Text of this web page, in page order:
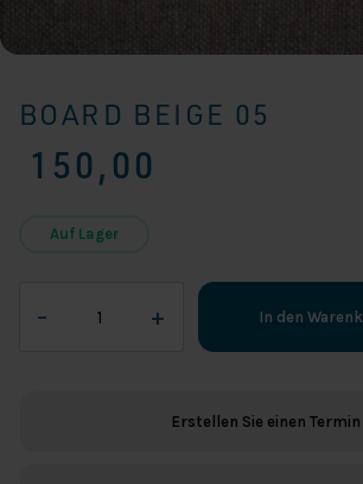
BOARD BEIGE 05
150,00
Auf Lager
–
Beige
+ In den
Erstellen Sie einen Termin